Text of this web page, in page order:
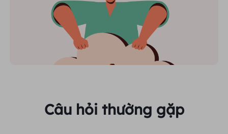
Câu hỏi thường gặp